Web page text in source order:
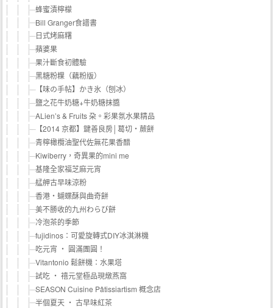
蜂蜜漬檸檬
Bill Granger食譜書
日式烤麻糬
蘋婆果
果汁斷食初體驗
黑糖粉粿（藕粉版）
【味の手帖】かき氷（刨冰）
鹽之花牛奶糖+牛奶糖抹醬
ALien’s & Fruits 朶。彩果氛水果精品
【2014 京都】鍵善良房│葛切‧蕨餅
青檸橄欖油聖代佐無花果香醋
Kiwiberry，奇異果的mini me
基隆全家福芝麻元宵
艋舺古早味涼粉
香港‧蝴蝶酥與曲奇餅
美不勝收的九州わらび餅
冷泡茶的季節
fujidinos：可愛旋轉式DIY冰淇淋機
吃元宵 ‧ 圓滿團圓！
Vitantonio 鬆餅機：水果塔
試吃 ‧ 禧元堂極品現燉燕窩
SEASON Cuisine Pâtissiartism 概念店
半個夏天 ‧ 古早味紅茶